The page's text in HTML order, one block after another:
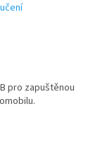
pro zapuštěnou